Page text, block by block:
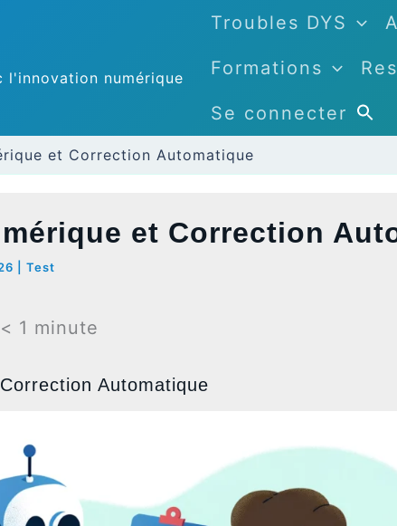
l'innovation numérique
Troubles DYS
Formations
Se connecter
et Correction Automatique
et Correction
Test
< 1 minute
Automatique